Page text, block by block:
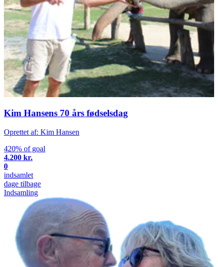
Kim Hansens 70 års fødselsdag
Oprettet af: Kim Hansen
420% of goal
4.200 kr.
0
indsamlet
dage tilbage
Indsamling